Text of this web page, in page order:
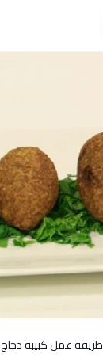
طريقة عمل كبيبة دجاج